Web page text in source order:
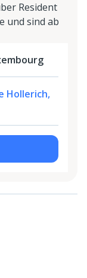
Resident
und sind ab
Hollerich,